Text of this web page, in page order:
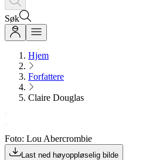
Søk
Hjem
Forfattere
Claire Douglas
Foto: Lou Abercrombie
Last ned høyoppløselig bilde